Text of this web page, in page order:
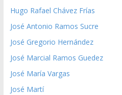
Hugo Rafael Chávez Frías
José Antonio Ramos Sucre
José Gregorio Hernández
José Marcial Ramos Guedez
José María Vargas
José Martí